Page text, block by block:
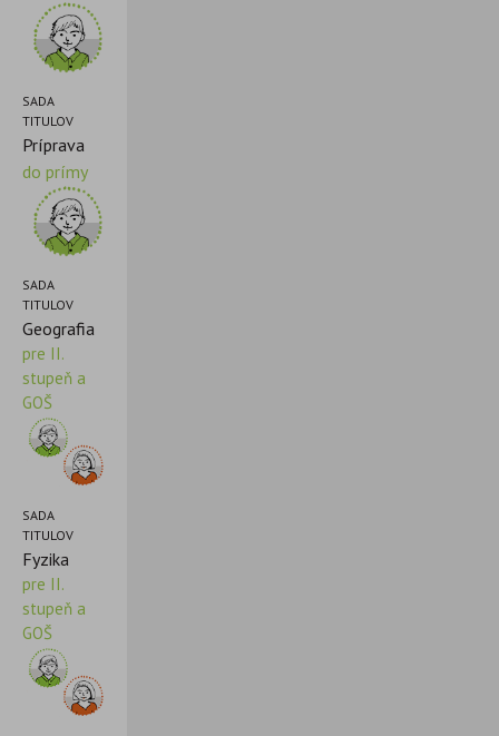
SADA
TITULOV
Príprava
do prímy
SADA
TITULOV
Geografia
pre II.
stupeň a
GOŠ
SADA
TITULOV
Fyzika
pre II.
stupeň a
GOŠ